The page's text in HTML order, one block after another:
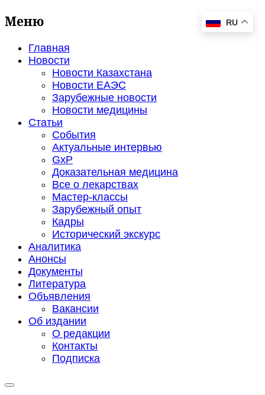
Меню
Главная
Новости
Новости Казахстана
Новости ЕАЭС
Зарубежные новости
Новости медицины
Статьи
События
Актуальные интервью
GxP
Доказательная медицина
Все о лекарствах
Мастер-классы
Зарубежный опыт
Кадры
Исторический экскурс
Аналитика
Анонсы
Документы
Литература
Объявления
Вакансии
Об издании
О редакции
Контакты
Подписка
RU